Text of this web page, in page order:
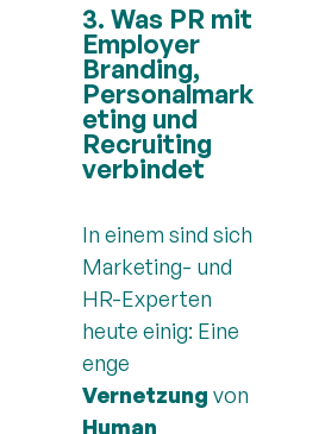
3. Was PR mit
Employer
Branding,
Personalmark
eting und
Recruiting
verbindet
In einem sind sich
Marketing- und
HR-Experten
heute einig: Eine
enge
Vernetzung von
Human